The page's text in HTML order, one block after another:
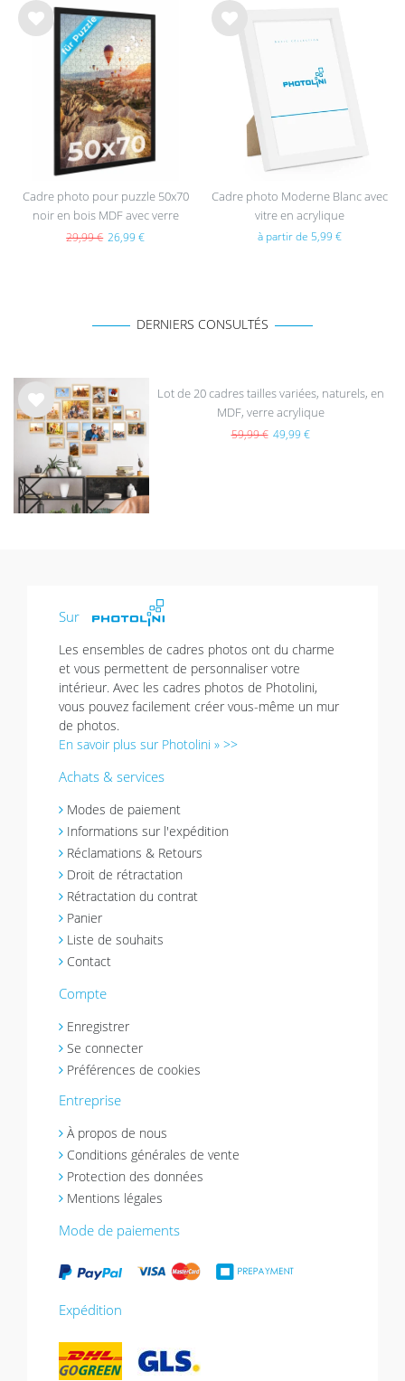
List
Cadre photo pour puzzle 50x70
noir en bois MDF avec verre
acrylique
29,99 € 26,99 €
List
Cadre photo Moderne Blanc avec
vitre en acrylique
à partir de 5,99 €
DERNIERS CONSULTÉS
List
e de
hait
s
Lot de 20 cadres tailles variées, naturels, en
MDF, verre acrylique
59,99 € 49,99 €
Sur
Les ensembles de cadres photos ont du charme
et vous permettent de personnaliser votre
intérieur. Avec les cadres photos de Photolini,
vous pouvez facilement créer vous-même un mur
de photos.
En savoir plus sur Photolini » >>
Achats & services
Modes de paiement
Informations sur l'expédition
Réclamations & Retours
Droit de rétractation
Rétractation du contrat
Panier
Liste de souhaits
Contact
Compte
Enregistrer
Se connecter
Préférences de cookies
Entreprise
À propos de nous
Conditions générales de vente
Protection des données
Mentions légales
Mode de paiements
Expédition